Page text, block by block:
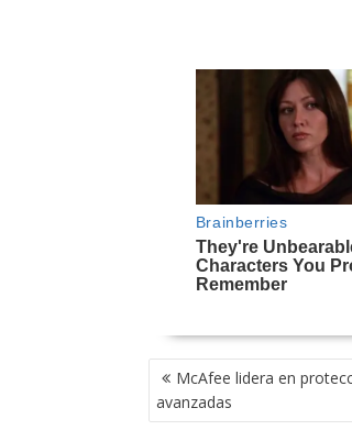
NAVEGACIÓN
DE
ENTRADAS
McAfee lidera en
avanzadas